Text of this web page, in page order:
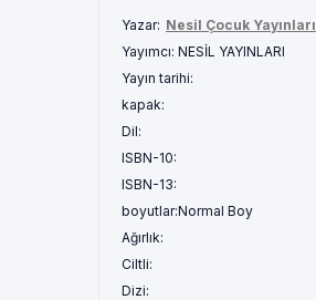
Yazar: Nesil Çocuk Yayınları
Yayımcı: NESİL YAYINLARI
Yayın tarihi:
kapak:
Dil:
ISBN-10:
ISBN-13:
boyutlar:Normal Boy
Ağırlık:
Ciltli:
Dizi: